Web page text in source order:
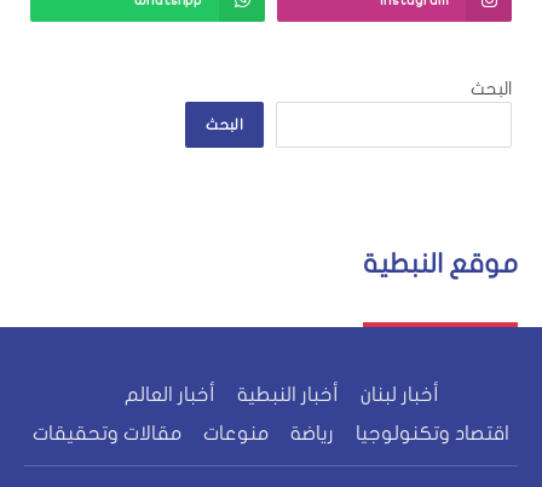
البحث
البحث
موقع النبطية
أخبار لبنان أخبار النبطية
أخبار العالم
اقتصاد وتكنولوجيا
رياضة منوعات مقالات وتحقيقات